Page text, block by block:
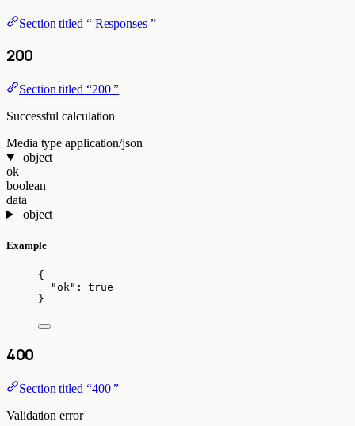
Section titled “ Responses ”
200
Section titled “200 ”
Successful calculation
Media type application/json
object
ok
boolean
data
object
Example
{
"ok" : true
}
400
Section titled “400 ”
Validation error